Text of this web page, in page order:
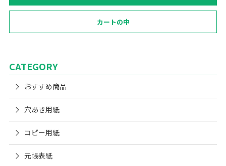
カートの中
CATEGORY
おすすめ商品
穴あき用紙
コピー用紙
元帳表紙